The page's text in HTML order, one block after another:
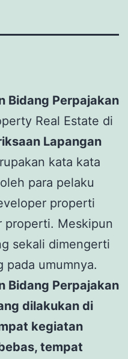
Bidang Perpajakan
Real Estate di
Lapangan
kata kata
para pelaku
properti
properti. Meskipun
sekali dimengerti
pada umumnya.
Bidang Perpajakan
dilakukan di
kegiatan
tempat